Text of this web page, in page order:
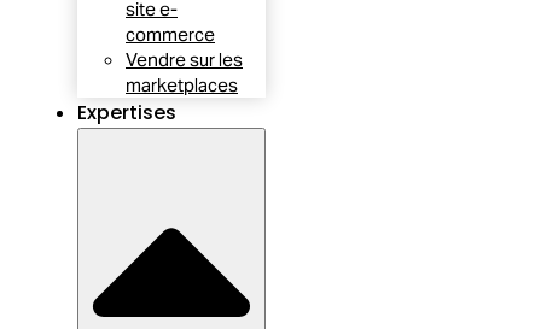
site e-
commerce
Vendre sur les
marketplaces
Expertises